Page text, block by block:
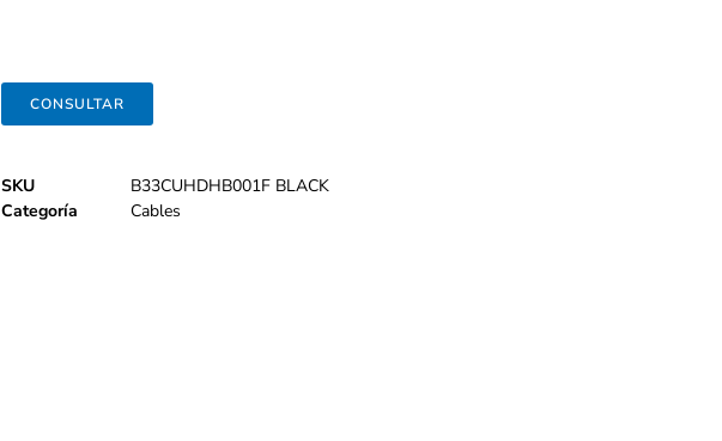
CONSULTAR
SKU
B33CUHDHB001F BLACK
Categoría
Cables